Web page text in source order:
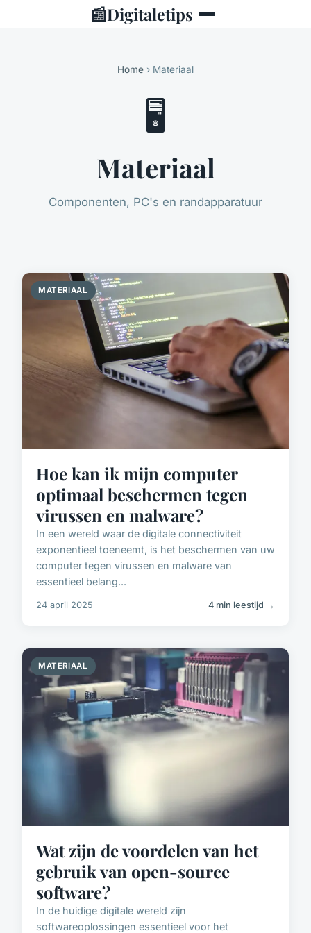
📰Digitaletips
Home › Materiaal
🖥️
Materiaal
Componenten, PC's en randapparatuur
MATERIAAL
Hoe kan ik mijn computer
optimaal beschermen tegen
virussen en malware?
In een wereld waar de digitale connectiviteit
exponentieel toeneemt, is het beschermen van uw
computer tegen virussen en malware van
essentieel belang...
24 april 2025 4 min leestijd →
MATERIAAL
Wat zijn de voordelen van het
gebruik van open-source
software?
In de huidige digitale wereld zijn
softwareoplossingen essentieel voor het